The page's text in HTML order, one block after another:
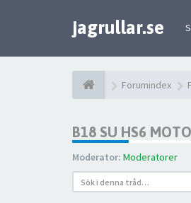
jagrullar.se
Forumindex
B18 SU HS6
Moderator: Moderatorer